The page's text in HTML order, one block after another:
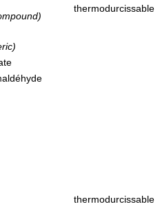
thermodurcissable
thermodurcissable